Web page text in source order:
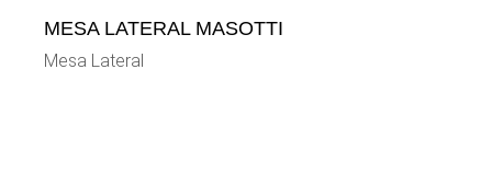
MESA LATERAL MASOTTI
Mesa Lateral